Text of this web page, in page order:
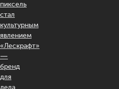
пиксель
стал
культурным
явлением
«Лескрафт»
—
бренд
для
дела